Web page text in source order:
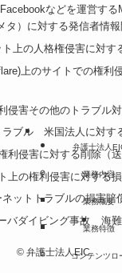
などを運営する
タ）に対する発信者情
上の人格権侵害に対す
上のサイトでの権利
侵害その他のトラブル
ラブル
米国法人に対す
利侵害に対する削除（
上の権利侵害に対する
ネットトラブルの損害賠
バダイビング事故
海
©弁護士法人EIC.
弁護士法人
業務内容
業務概要
業務特徴
コンテンツロ